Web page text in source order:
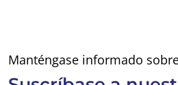
Manténgase informado